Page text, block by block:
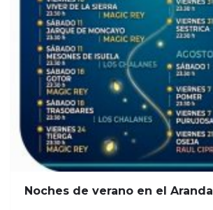
Noches de verano en el Aranda